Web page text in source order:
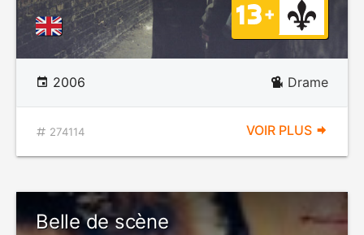
2006 Drame
274114 VOIR PLUS
Belle de scène